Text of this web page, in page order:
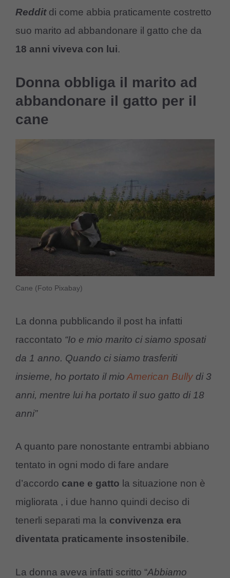
Redditdi come abbia praticamente costretto
suo marito ad abbandonare il gatto che da
18 anni viveva con lui.
Donna obbliga il marito ad
abbandonare il gatto per il
cane
Cane (Foto Pixabay)
La donna pubblicando il post ha infatti
raccontato “Io e mio marito ci siamo sposati
da 1 anno. Quando ci siamo trasferiti
insieme, ho portato il mio American Bully di 3
anni, mentre lui ha portato il suo gatto di 18
anni”
A quanto pare nonostante entrambi abbiano
tentato in ogni modo di fare andare
d’accordo cane e gatto la situazione non è
migliorata , i due hanno quindi deciso di
tenerli separati ma la convivenza era
diventata praticamente insostenibile.
La donna aveva infatti scritto “Abbiamo